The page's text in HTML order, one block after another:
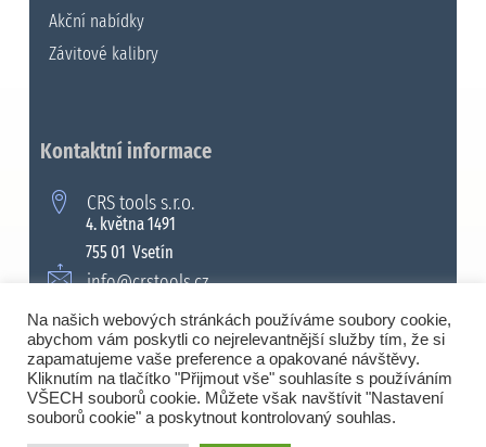
Akční nabídky
Závitové kalibry
Kontaktní informace
CRS tools s.r.o.
4. května 1491
755 01 Vsetín
info@crstools.cz
+420 571 990 315
© 2008 - 2026 Všechna práva vyhrazena. |
Na našich webových stránkách používáme soubory cookie,
abychom vám poskytli co nejrelevantnější služby tím, že si
zapamatujeme vaše preference a opakované návštěvy.
Kliknutím na tlačítko "Přijmout vše" souhlasíte s používáním
VŠECH souborů cookie. Můžete však navštívit "Nastavení
souborů cookie" a poskytnout kontrolovaný souhlas.